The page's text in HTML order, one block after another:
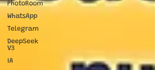
PhotoRoom
WhatsApp
Telegram
DeepSeek
V3
IA